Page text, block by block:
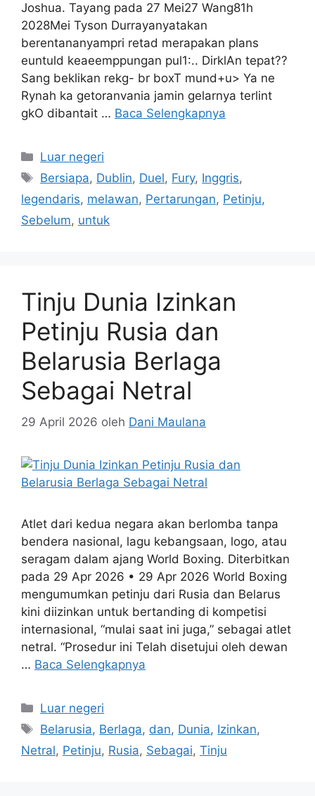
Joshua. Tayang pada 27 Mei27 Wang81h
2028Mei Tyson Durrayanyatakan
berentananyampri retad merapakan plans
euntuld keaeemppungan pul1:.. DirklAn tepat??
Sang beklikan rekg- br boxT mund+u> Ya ne
Rynah ka getoranvania jamin gelarnya terlint
gkO dibantait … Baca Selengkapnya
Kategori
Luar negeri
Tag
Bersiapa, Dublin, Duel, Fury, Inggris,
legendaris, melawan, Pertarungan, Petinju,
Sebelum, untuk
Tinju Dunia Izinkan
Petinju Rusia dan
Belarusia Berlaga
Sebagai Netral
29 April 2026 oleh Dani Maulana
Atlet dari kedua negara akan berlomba tanpa
bendera nasional, lagu kebangsaan, logo, atau
seragam dalam ajang World Boxing. Diterbitkan
pada 29 Apr 2026 • 29 Apr 2026 World Boxing
mengumumkan petinju dari Rusia dan Belarus
kini diizinkan untuk bertanding di kompetisi
internasional, “mulai saat ini juga,” sebagai atlet
netral. “Prosedur ini Telah disetujui oleh dewan
… Baca Selengkapnya
Kategori
Luar negeri
Tag
Belarusia, Berlaga, dan, Dunia, Izinkan,
Netral, Petinju, Rusia, Sebagai, Tinju